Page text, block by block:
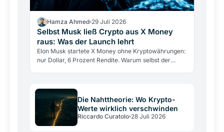
Hamza Ahmed 29 Juli 2026
Selbst Musk ließ Crypto aus X Money
raus: Was der Launch lehrt
Elon Musk startete X Money ohne Kryptowährungen:
nur Dollar, 6 Prozent Rendite. Warum selbst der
Die Nahttheorie: Wo Krypto-
Werte wirklich verschwinden
Riccardo Curatolo 28 Juli 2026